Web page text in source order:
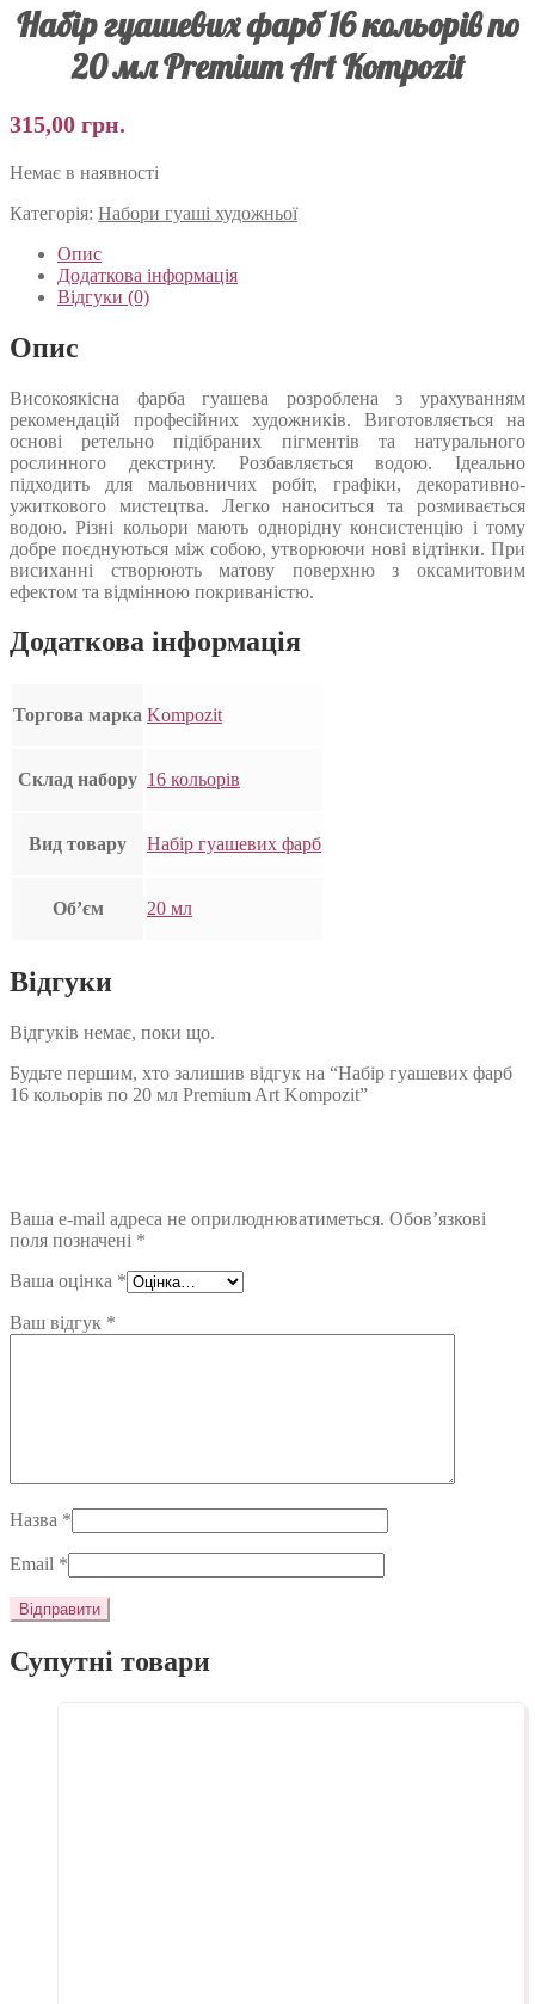
Набір гуашевих фарб 16 кольорів по
20 мл Premium Art Kompozit
315,00 грн.
Немає в наявності
Категорія: Набори гуаші художньої
Опис
Додаткова інформація
Відгуки (0)
Опис
Високоякісна фарба гуашева розроблена з урахуванням
рекомендацій професійних художників. Виготовляється на
основі ретельно підібраних пігментів та натурального
рослинного декстрину. Розбавляється водою. Ідеально
підходить для мальовничих робіт, графіки, декоративно-
ужиткового мистецтва. Легко наноситься та розмивається
водою. Різні кольори мають однорідну консистенцію і тому
добре поєднуються між собою, утворюючи нові відтінки. При
висиханні створюють матову поверхню з оксамитовим
ефектом та відмінною покриваністю.
Додаткова інформація
Торгова марка Kompozit
Склад набору 16 кольорів
Вид товару Набір гуашевих фарб
Об’єм 20 мл
Відгуки
Відгуків немає, поки що.
Будьте першим, хто залишив відгук на “Набір гуашевих фарб
16 кольорів по 20 мл Premium Art Kompozit”
Ваша e-mail адреса не оприлюднюватиметься. Обов’язкові
поля позначені *
Ваша оцінка *
Ваш відгук *
Назва *
Email *
Супутні товари